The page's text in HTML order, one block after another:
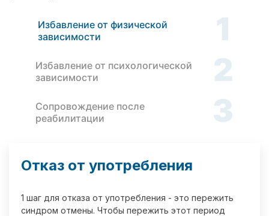
Избавление от физической
зависимости
1
Избавление от психологической
зависимости
2
Сопровождение после
реабилитации
3
Отказ от употребления
1 шаг для отказа от употребления - это пережить
синдром отмены. Чтобы пережить этот период